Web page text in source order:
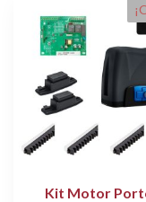
Kit Motor